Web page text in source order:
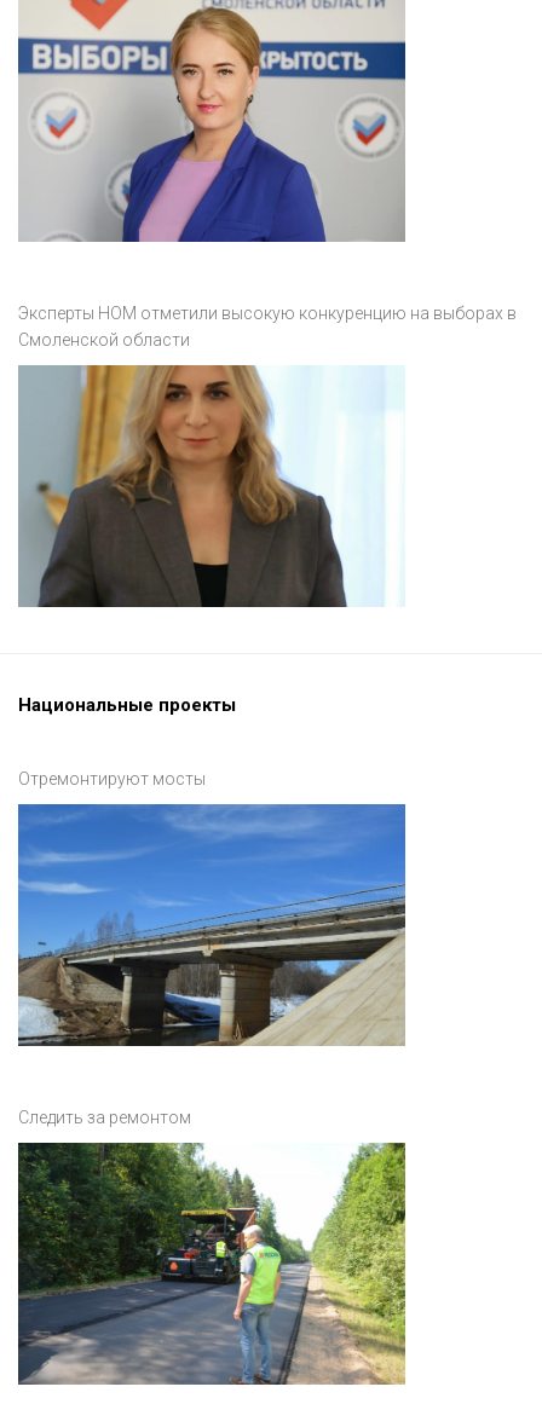
Эксперты НОМ отметили высокую конкуренцию на выборах в
Смоленской области
Национальные проекты
Отремонтируют мосты
Следить за ремонтом